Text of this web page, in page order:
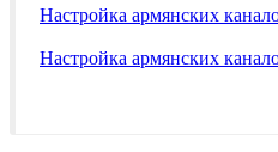
Настройка армянских
Настройка армянских